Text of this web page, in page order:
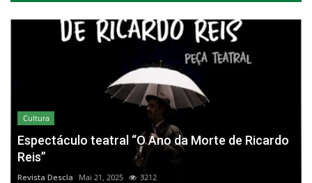
Cultura
Espectáculo teatral “O Ano da Morte de Ricardo
Reis”
Revista Descla Mai 21, 2025 3212